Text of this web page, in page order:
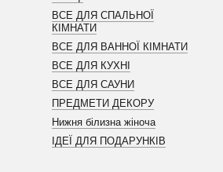
ВСЕ ДЛЯ СПАЛЬНОЇ
КІМНАТИ
ВСЕ ДЛЯ ВАННОЇ КІМНАТИ
ВСЕ ДЛЯ КУХНІ
ВСЕ ДЛЯ САУНИ
ПРЕДМЕТИ ДЕКОРУ
Нижня білизна жіноча
ІДЕЇ ДЛЯ ПОДАРУНКІВ